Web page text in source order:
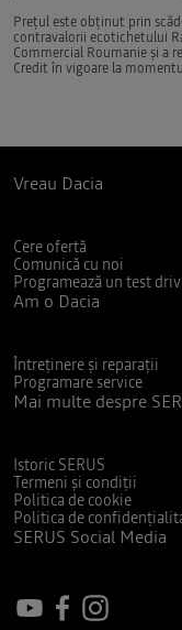
Prețul este obținut prin
contravalorii ecotichetului
Commercial Roumanie și a
Credit în vigoare la
Vreau Dacia
Cere ofertă
Comunică cu noi
Programează un test
Am o Dacia
Întreținere și reparații
Programare service
Mai multe despre
Istoric SERUS
Termeni și condiții
Politica de cookie
Politica de
SERUS Social Media